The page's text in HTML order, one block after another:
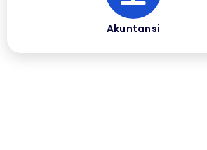
Akuntansi